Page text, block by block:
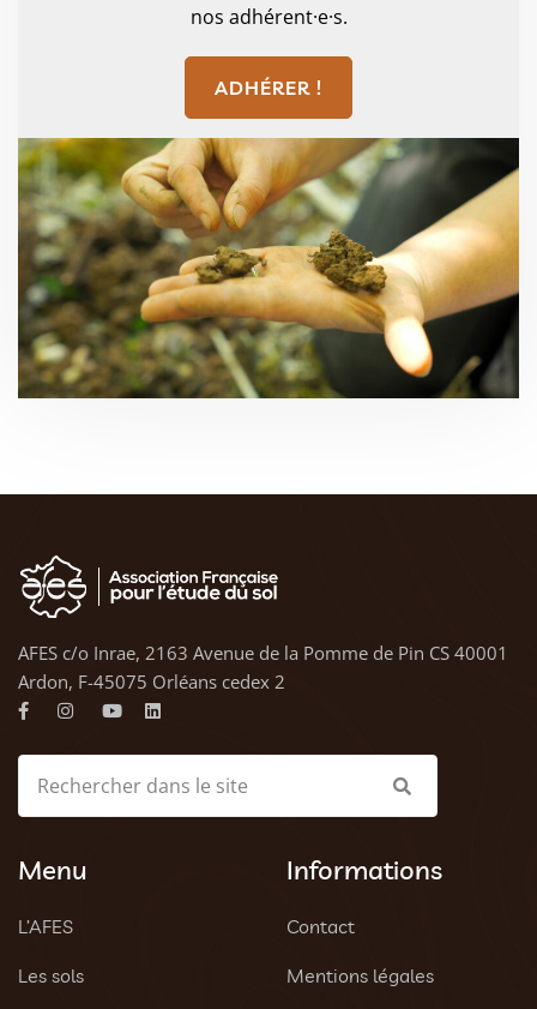
nos adhérent·e·s.
ADHÉRER !
AFES c/o Inrae, 2163 Avenue de la Pomme de Pin CS 40001
Ardon, F-45075 Orléans cedex 2
Menu
L’AFES
Les sols
Informations
Contact
Mentions légales